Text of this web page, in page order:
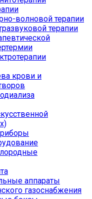
волновой терапии
терапии
крови и
аппараты
газоснабжения